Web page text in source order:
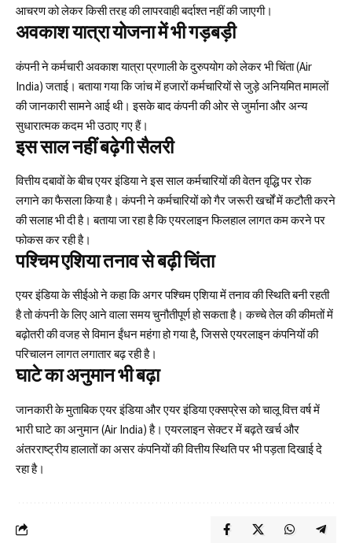
आचरण को लेकर किसी तरह की लापरवाही बर्दाश्त नहीं की जाएगी।
अवकाश यात्रा योजना में भी गड़बड़ी
कंपनी ने कर्मचारी अवकाश यात्रा प्रणाली के दुरुपयोग को लेकर भी चिंता (Air
India) जताई। बताया गया कि जांच में हजारों कर्मचारियों से जुड़े अनियमित मामलों
की जानकारी सामने आई थी। इसके बाद कंपनी की ओर से जुर्माना और अन्य
सुधारात्मक कदम भी उठाए गए हैं।
इस साल नहीं बढ़ेगी सैलरी
वित्तीय दबावों के बीच एयर इंडिया ने इस साल कर्मचारियों की वेतन वृद्धि पर रोक
लगाने का फैसला किया है। कंपनी ने कर्मचारियों को गैर जरूरी खर्चों में कटौती करने
की सलाह भी दी है। बताया जा रहा है कि एयरलाइन फिलहाल लागत कम करने पर
फोकस कर रही है।
पश्चिम एशिया तनाव से बढ़ी चिंता
एयर इंडिया के सीईओ ने कहा कि अगर पश्चिम एशिया में तनाव की स्थिति बनी रहती
है तो कंपनी के लिए आने वाला समय चुनौतीपूर्ण हो सकता है। कच्चे तेल की कीमतों में
बढ़ोतरी की वजह से विमान ईंधन महंगा हो गया है, जिससे एयरलाइन कंपनियों की
परिचालन लागत लगातार बढ़ रही है।
घाटे का अनुमान भी बढ़ा
जानकारी के मुताबिक एयर इंडिया और एयर इंडिया एक्सप्रेस को चालू वित्त वर्ष में
भारी घाटे का अनुमान (Air India) है।एयरलाइनसेक्टर में बढ़ते खर्च और
अंतरराष्ट्रीय हालातों का असर कंपनियों की वित्तीय स्थिति पर भी पड़ता दिखाई दे
रहा है।